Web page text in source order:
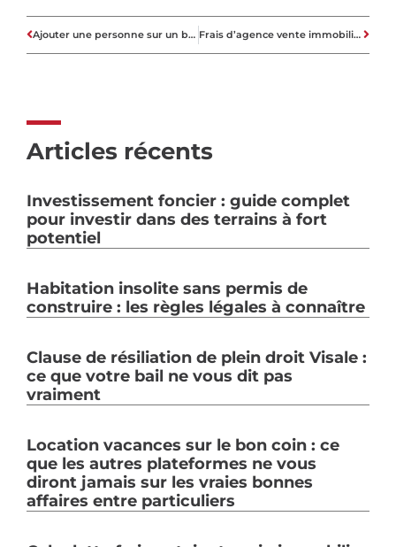
Ajouter une personne sur un bail social : la procédure administrative à suivre Frais d’agence vente immobilière : le montant réel et qui le paie ?
Articles récents
Investissement foncier : guide complet
pour investir dans des terrains à fort
potentiel
Habitation insolite sans permis de
construire : les règles légales à connaître
Clause de résiliation de plein droit Visale :
ce que votre bail ne vous dit pas
vraiment
Location vacances sur le bon coin : ce
que les autres plateformes ne vous
diront jamais sur les vraies bonnes
affaires entre particuliers